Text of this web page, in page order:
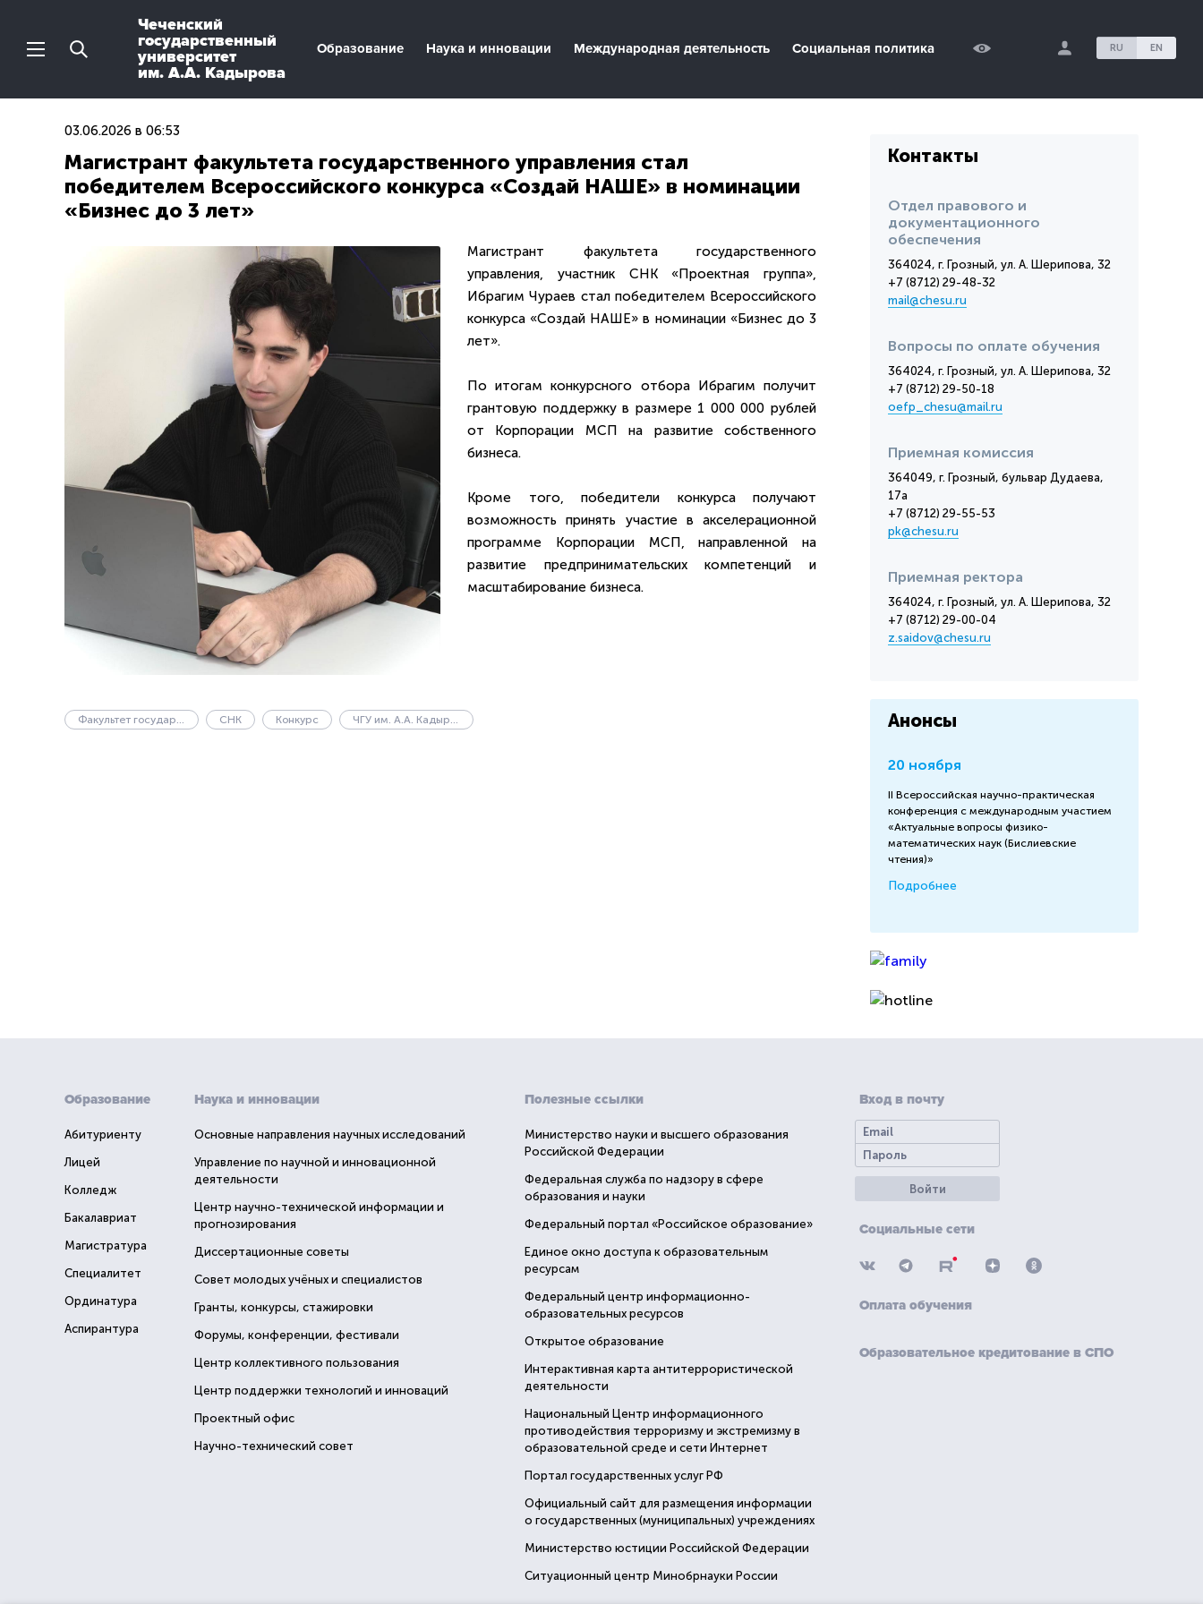
Чеченский
государственный
университет
им. А.А. Кадырова
Образование Наука и инновации Международная деятельность Социальная политика RU EN
03.06.2026 в 06:53
Магистрант факультета государственного управления стал
победителем Всероссийского конкурса «Создай НАШЕ» в номинации
«Бизнес до 3 лет»
Магистрант факультета государственного
управления, участник СНК «Проектная группа»,
Ибрагим Чураев стал победителем Всероссийского
конкурса «Создай НАШЕ» в номинации «Бизнес до 3
лет».
По итогам конкурсного отбора Ибрагим получит
грантовую поддержку в размере 1 000 000 рублей
от Корпорации МСП на развитие собственного
бизнеса.
Кроме того, победители конкурса получают
возможность принять участие в акселерационной
программе Корпорации МСП, направленной на
развитие предпринимательских компетенций и
масштабирование бизнеса.
Факультет государственного управления СНК Конкурс ЧГУ им. А.А. Кадырова
Контакты
Отдел правового и
документационного
обеспечения
364024, г. Грозный, ул. А. Шерипова, 32
+7 (8712) 29-48-32
mail@chesu.ru
Вопросы по оплате обучения
364024, г. Грозный, ул. А. Шерипова, 32
+7 (8712) 29-50-18
oefp_chesu@mail.ru
Приемная комиссия
364049, г. Грозный, бульвар Дудаева,
17а
+7 (8712) 29-55-53
pk@chesu.ru
Приемная ректора
364024, г. Грозный, ул. А. Шерипова, 32
+7 (8712) 29-00-04
z.saidov@chesu.ru
Анонсы
20 ноября
II Всероссийская научно-практическая
конференция с международным участием
«Актуальные вопросы физико-
математических наук (Бислиевские
чтения)»
Подробнее
Образование
Абитуриенту
Лицей
Колледж
Бакалавриат
Магистратура
Специалитет
Ординатура
Аспирантура
Наука и инновации
Основные направления научных исследований
Управление по научной и инновационной
деятельности
Центр научно-технической информации и
прогнозирования
Диссертационные советы
Совет молодых учёных и специалистов
Гранты, конкурсы, стажировки
Форумы, конференции, фестивали
Центр коллективного пользования
Центр поддержки технологий и инноваций
Проектный офис
Научно-технический совет
Полезные ссылки
Министерство науки и высшего образования
Российской Федерации
Федеральная служба по надзору в сфере
образования и науки
Федеральный портал «Российское образование»
Единое окно доступа к образовательным
ресурсам
Федеральный центр информационно-
образовательных ресурсов
Открытое образование
Интерактивная карта антитеррористической
деятельности
Национальный Центр информационного
противодействия терроризму и экстремизму в
образовательной среде и сети Интернет
Портал государственных услуг РФ
Официальный сайт для размещения информации
о государственных (муниципальных) учреждениях
Министерство юстиции Российской Федерации
Ситуационный центр Минобрнауки России
Вход в почту
Войти
Социальные сети
Оплата обучения
Образовательное кредитование в СПО